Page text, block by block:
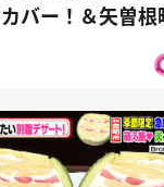
バー！＆矢曽根